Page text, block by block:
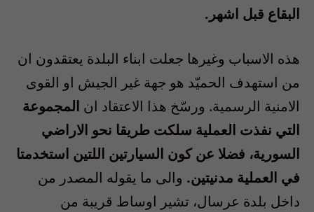
البقاع قبل اشهر.
هذه الاسباب وغيرها جعلت ابناء البلدة يعتقدون ان
من استهدف الحميّد هو جهة غير الجيش او القوى
الامنية الرسمية. ورسّخ هذا الاعتقاد ان المجموعة
التي نفذت العملية سلكت طريقا نحو الاراضي
السورية، فضلا عن كون السيارتين اللتين استخدمتا
في العملية مدنيتين. والى ما يقوله المصدر من
داخل بلدة عرسال، تشير اوساط قريبة من